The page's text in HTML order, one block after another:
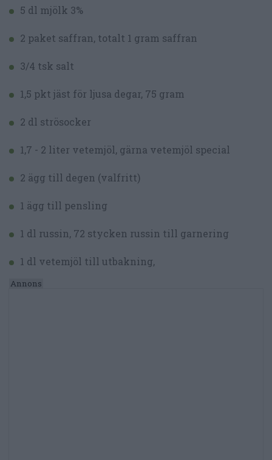
5 dl mjölk 3%
2 paket saffran, totalt 1 gram saffran
3/4 tsk salt
1,5 pkt jäst för ljusa degar, 75 gram
2 dl strösocker
1,7 - 2 liter vetemjöl, gärna vetemjöl special
2 ägg till degen (valfritt)
1 ägg till pensling
1 dl russin, 72 stycken russin till garnering
1 dl vetemjöl till utbakning,